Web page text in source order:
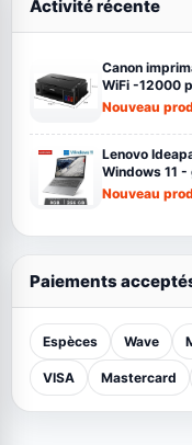
Activité récente
Canon
WiFi -12000
noir
Nouveau
Windows 11
Paiements